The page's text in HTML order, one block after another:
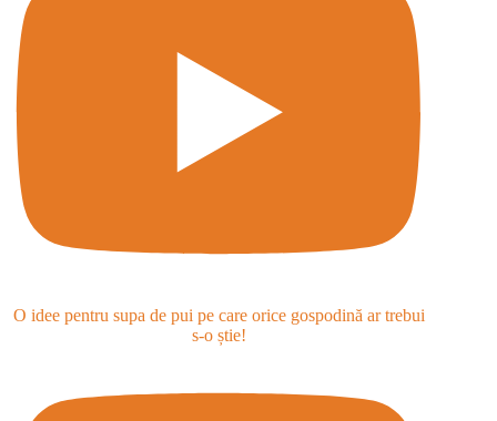
O idee pentru supa de pui pe care orice gospodină ar trebui
s-o știe!